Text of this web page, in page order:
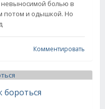
невыносимой болью в
потом и одышкой. Но
Комментировать
бороться